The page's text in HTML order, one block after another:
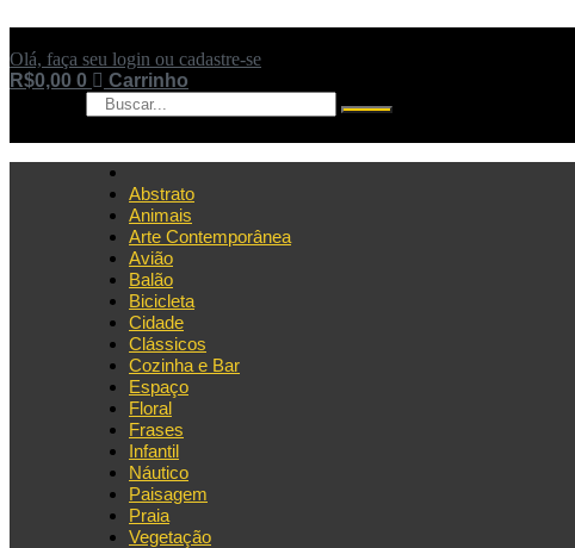
o
conteúdo
Olá, faça seu login ou cadastre-se
R$0,00 0
Carrinho
Abstrato
Animais
Arte Contemporânea
Avião
Balão
Bicicleta
Cidade
Clássicos
Cozinha e Bar
Espaço
Floral
Frases
Infantil
Náutico
Paisagem
Praia
Vegetação